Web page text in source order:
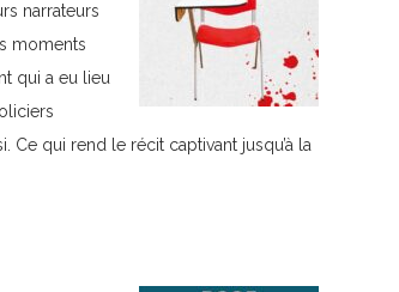
narrateurs
moments
qui a eu lieu
Ce qui rend le récit captivant jusqu’à la